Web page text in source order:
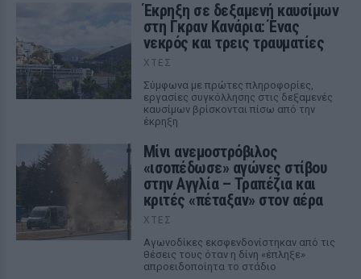
Έκρηξη σε δεξαμενή καυσίμων
στη Γκραν Κανάρια: Ένας
νεκρός και τρεις τραυματίες
ΧΤΕΣ
Σύμφωνα με πρώτες πληροφορίες,
εργασίες συγκόλλησης στις δεξαμενές
καυσίμων βρίσκονται πίσω από την
έκρηξη
Μίνι ανεμοστρόβιλος
«ισοπέδωσε» αγώνες στίβου
στην Αγγλία – Τραπέζια και
κριτές «πέταξαν» στον αέρα
ΧΤΕΣ
Αγωνοδίκες εκσφενδονίστηκαν από τις
θέσεις τους όταν η δίνη «έπληξε»
απροειδοποίητα το στάδιο